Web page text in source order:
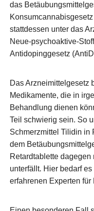
das
stattdessen unter das
Neue-psychoaktive-
Antidopinggesetz
Das Arzneimittelgesetz
Medikamente, die in
Behandlung dienen
Teil schwierig sein. So
Schmerzmittel Tilidin in
dem
Retardtablette
unterfällt. Hier bedarf
erfahrenen Experten für